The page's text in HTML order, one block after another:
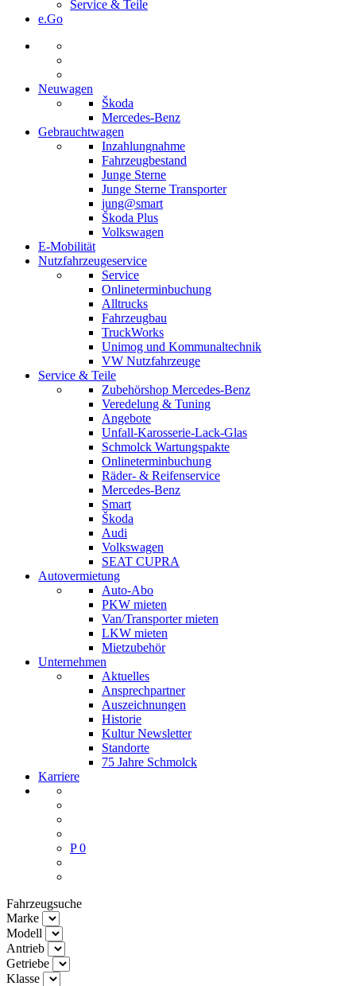
Service & Teile
e.Go
Neuwagen
Škoda
Mercedes-Benz
Gebrauchtwagen
Inzahlungnahme
Fahrzeugbestand
Junge Sterne
Junge Sterne Transporter
jung@smart
Škoda Plus
Volkswagen
E-Mobilität
Nutzfahrzeugeservice
Service
Onlineterminbuchung
Alltrucks
Fahrzeugbau
TruckWorks
Unimog und Kommunaltechnik
VW Nutzfahrzeuge
Service & Teile
Zubehörshop Mercedes-Benz
Veredelung & Tuning
Angebote
Unfall-Karosserie-Lack-Glas
Schmolck Wartungspakte
Onlineterminbuchung
Räder- & Reifenservice
Mercedes-Benz
Smart
Škoda
Audi
Volkswagen
SEAT CUPRA
Autovermietung
Auto-Abo
PKW mieten
Van/Transporter mieten
LKW mieten
Mietzubehör
Unternehmen
Aktuelles
Ansprechpartner
Auszeichnungen
Historie
Kultur Newsletter
Standorte
75 Jahre Schmolck
Karriere
P 0
Fahrzeugsuche
Marke
Modell
Antrieb
Getriebe
Klasse